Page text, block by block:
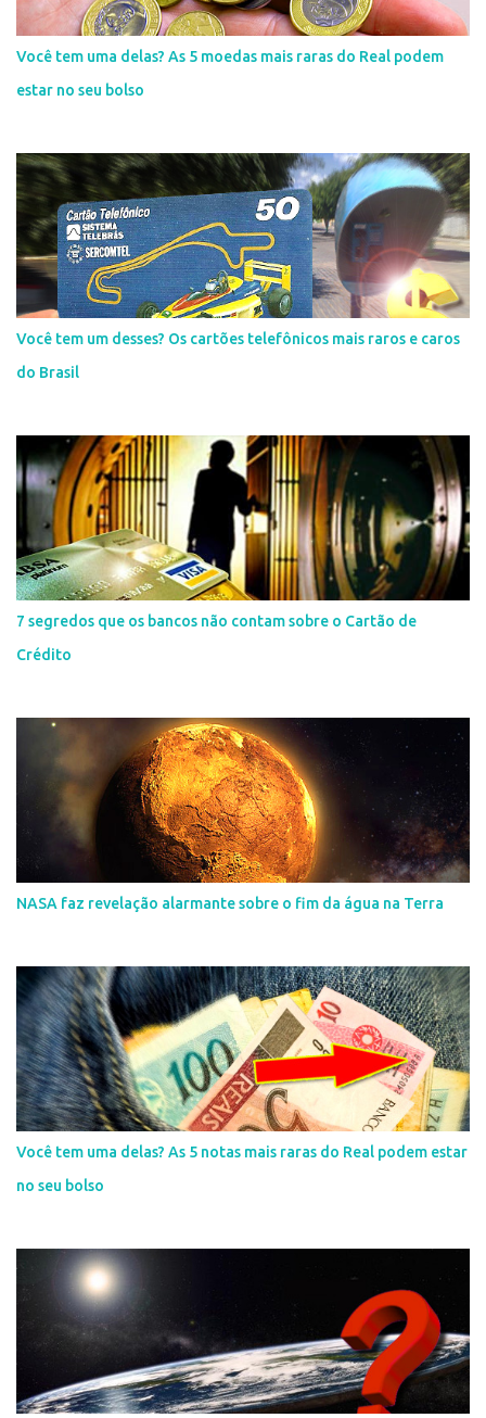
Você tem uma delas? As 5 moedas mais raras do Real podem
estar no seu bolso
Você tem um desses? Os cartões telefônicos mais raros e caros
do Brasil
7 segredos que os bancos não contam sobre o Cartão de
Crédito
NASA faz revelação alarmante sobre o fim da água na Terra
Você tem uma delas? As 5 notas mais raras do Real podem estar
no seu bolso